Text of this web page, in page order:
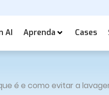
AI Aprenda Cases
é e como evitar a